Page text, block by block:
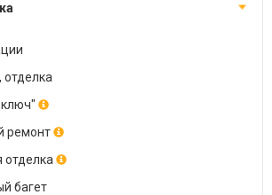
отделка
ремонт
отделка
багет